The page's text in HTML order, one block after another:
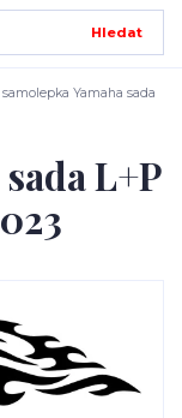
Hledat
samolepka Yamaha sada
L+P